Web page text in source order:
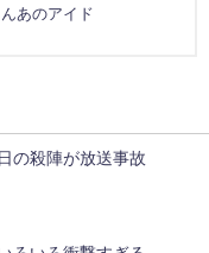
あのアイド
の殺陣が放送事故